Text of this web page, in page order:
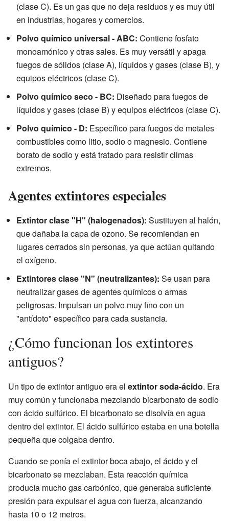
(clase C). Es un gas que no deja residuos y es muy útil
en industrias, hogares y comercios.
Polvo químico universal - ABC: Contiene fosfato
monoamónico y otras sales. Es muy versátil y apaga
fuegos de sólidos (clase A), líquidos y gases (clase B), y
equipos eléctricos (clase C).
Polvo químico seco - BC: Diseñado para fuegos de
líquidos y gases (clase B) y equipos eléctricos (clase C).
Polvo químico - D: Específico para fuegos de metales
combustibles como litio, sodio o magnesio. Contiene
borato de sodio y está tratado para resistir climas
extremos.
Agentes extintores especiales
Extintor clase "H" (halogenados): Sustituyen al halón,
que dañaba la capa de ozono. Se recomiendan en
lugares cerrados sin personas, ya que actúan quitando
el oxígeno.
Extintores clase "N" (neutralizantes): Se usan para
neutralizar gases de agentes químicos o armas
peligrosas. Impulsan un polvo muy fino con un
"antídoto" específico para cada sustancia.
¿Cómo funcionan los extintores
antiguos?
Un tipo de extintor antiguo era el extintor soda-ácido. Era
muy común y funcionaba mezclando bicarbonato de sodio
con ácido sulfúrico. El bicarbonato se disolvía en agua
dentro del extintor. El ácido sulfúrico estaba en una botella
pequeña que colgaba dentro.
Cuando se ponía el extintor boca abajo, el ácido y el
bicarbonato se mezclaban. Esta reacción química
producía mucho gas carbónico, que generaba suficiente
presión para expulsar el agua con fuerza, alcanzando
hasta 10 o 12 metros.